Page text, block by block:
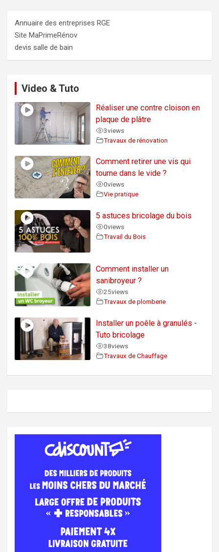
Annuaire des entreprises RGE
Site MaPrimeRénov
devis salle de bain
Video & Tuto
Réaliser une contre cloison en
plaque de plâtre
3views
Travaux de rénovation
Comment retirer une vis qui
tourne dans le vide ?
0views
Vie pratique
5 astuces bricolage du bois
0views
Travail du Bois
Comment installer un
sanibroyeur ?
25views
Travaux de plomberie
Installer un poêle à granulés -
Tuto bricolage
38views
Travaux de Chauffage